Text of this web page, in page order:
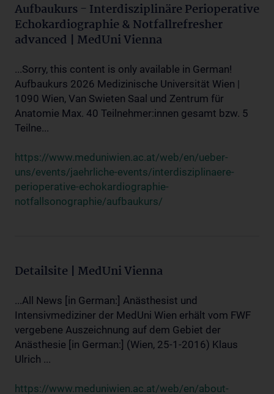
Aufbaukurs - Interdisziplinäre Perioperative
Echokardiographie & Notfallrefresher
advanced | MedUni Vienna
...Sorry, this content is only available in German!
Aufbaukurs 2026 Medizinische Universität Wien |
1090 Wien, Van Swieten Saal und Zentrum für
Anatomie Max. 40 Teilnehmer:innen gesamt bzw. 5
Teilne...
https://www.meduniwien.ac.at/web/en/ueber-
uns/events/jaehrliche-events/interdisziplinaere-
perioperative-echokardiographie-
notfallsonographie/aufbaukurs/
Detailsite | MedUni Vienna
...All News [in German:] Anästhesist und
Intensivmediziner der MedUni Wien erhält vom FWF
vergebene Auszeichnung auf dem Gebiet der
Anästhesie [in German:] (Wien, 25-1-2016) Klaus
Ulrich ...
https://www.meduniwien.ac.at/web/en/about-